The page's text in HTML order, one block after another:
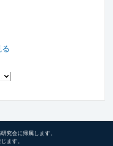
究会に帰属します。
ます。